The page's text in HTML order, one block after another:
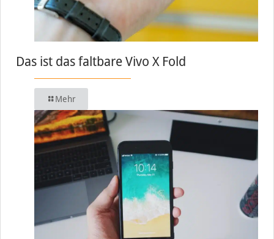
Das ist das faltbare Vivo X Fold
Mehr